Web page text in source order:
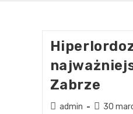
Zabrze
admin 30